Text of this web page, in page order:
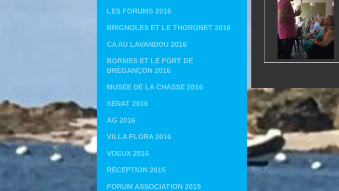
LES FORUMS 2016
BRIGNOLES ET LE THORONET 2016
CA AU LAVANDOU 2016
BORMES ET LE FORT DE
BRÉGANÇON 2016
MUSÉE DE LA CHASSE 2016
SÉNAT 2016
AG 2016
VILLA FLORA 2016
VOEUX 2016
RÉCEPTION 2015
FORUM ASSOCIATION 2015